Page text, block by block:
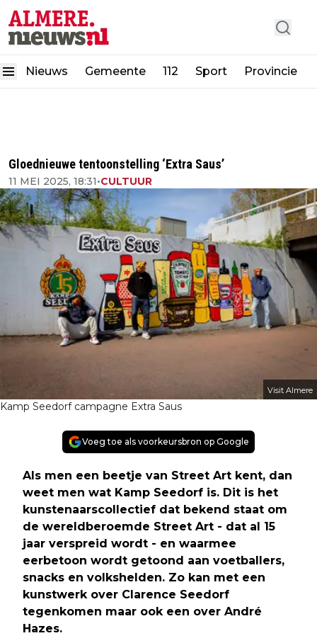
Nieuws Gemeente 112 Sport Provincie
Gloednieuwe tentoonstelling ‘Extra Saus’
11 MEI 2025, 18:31•CULTUUR
Visit Almere
Kamp Seedorf campagne Extra Saus
Voeg toe als voorkeursbron op Google
Als men een beetje van Street Art kent, dan
weet men wat Kamp Seedorf is. Dit is het
kunstenaarscollectief dat bekend staat om
de wereldberoemde Street Art - dat al 15
jaar verspreid wordt - en waarmee
eerbetoon wordt getoond aan voetballers,
snacks en volkshelden. Zo kan met een
kunstwerk over Clarence Seedorf
tegenkomen maar ook een over André
Hazes.